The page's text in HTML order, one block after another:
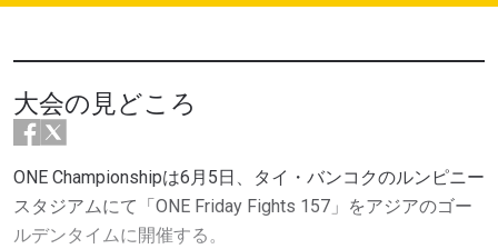
大会の見どころ
ONE Championshipは6月5日、タイ・バンコクのルンピニー
スタジアムにて「ONE Friday Fights 157」をアジアのゴー
ルデンタイムに開催する。